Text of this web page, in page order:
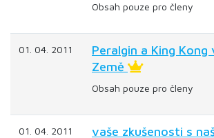
Obsah pouze pro členy
01. 04. 2011
Peralgin a King
Země
Obsah pouze pro členy
01. 04. 2011
vaše zkušenosti s